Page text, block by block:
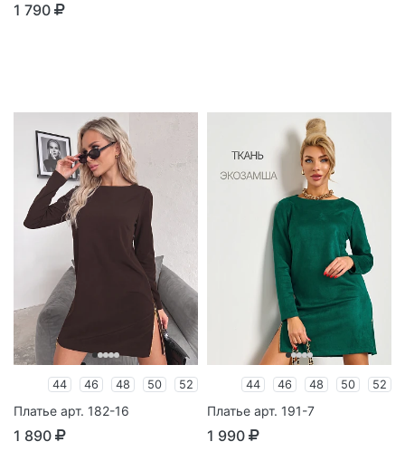
1 790
44 46 48 50 52
Платье арт. 182-16
1 890
44 46 48 50 52
Платье арт. 191-7
1 990